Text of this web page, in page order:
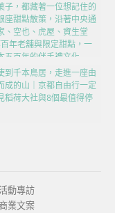
子，都藏著一位想記住的
座甜點散策，沿著中央通
、空也、虎屋、資生堂
年老舖與限定甜點，一
五百年的伴手禮文化
到千本鳥居，走進一座由
成的山｜京都自由行一定
稻荷大社與8個最值得停
動專訪
業文案